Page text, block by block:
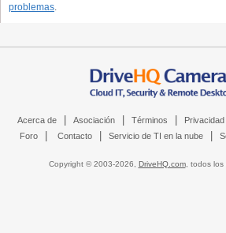
problemas.
Acerca de Asociación Términos Privacidad
Foro Contacto Servicio de TI en la nube
Copyright © 2003-2026, DriveHQ.com, todos los